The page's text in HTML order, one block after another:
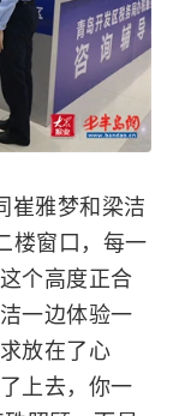
崔雅梦和梁洁
楼窗口，每一
个高度正合
一边体验一
放在了心
上去，你一